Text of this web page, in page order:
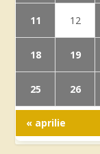
11 12
18 19
25 26
« aprilie